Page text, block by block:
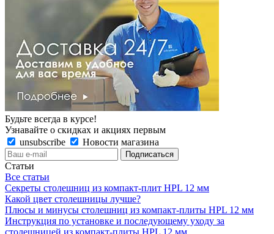
Будьте всегда в курсе!
Узнавайте о скидках и акциях первым
unsubscribe
Новости магазина
Статьи
Все статьи
Секреты столешниц из компакт-плит HPL 12 мм
Какой цвет столешницы лучше?
Плюсы и минусы столешниц из компакт-плиты HPL 12 мм
Инструкция по установке и последующему уходу за